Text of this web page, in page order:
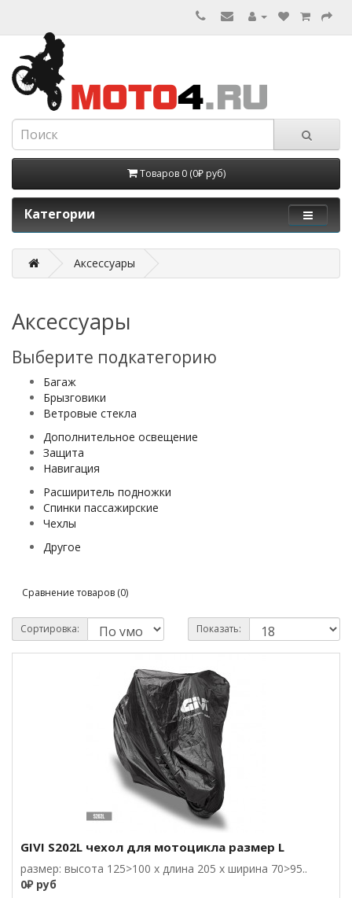
Товаров 0 (0₽ руб)
Категории
Аксессуары
Аксессуары
Выберите подкатегорию
Багаж
Брызговики
Ветровые стекла
Дополнительное освещение
Защита
Навигация
Расширитель подножки
Спинки пассажирские
Чехлы
Другое
Сравнение товаров (0)
Сортировка: Показать:
GIVI S202L чехол для мотоцикла размер L
размер: высота 125>100 x длина 205 x ширина 70>95..
0₽ руб